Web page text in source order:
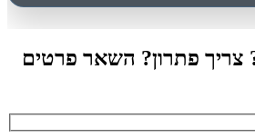
פתרון? השאר פרטים